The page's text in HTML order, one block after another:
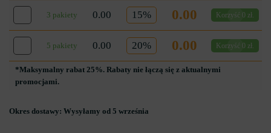
3 pakiety 0.00 15% 0.00 Korzyść 0 zł.
5 pakiety 0.00 20% 0.00 Korzyść 0 zł.
*Maksymalny rabat 25%. Rabaty nie łączą się z aktualnymi
promocjami.
Okres dostawy: Wysyłamy od 5 września